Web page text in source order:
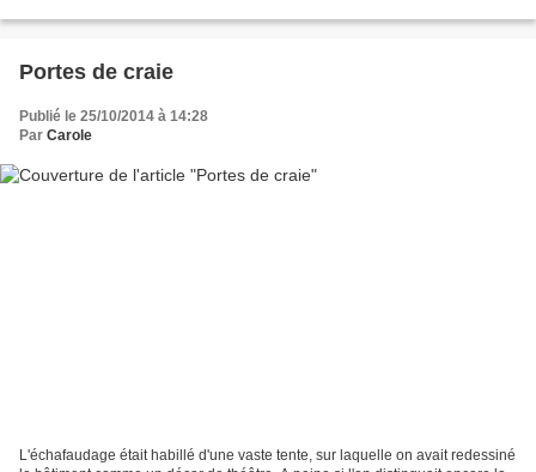
Portes de craie
Publié le 25/10/2014 à 14:28
Par Carole
L'échafaudage était habillé d'une vaste tente, sur laquelle on avait redessiné